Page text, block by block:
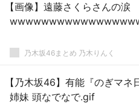
【画像】遠藤さくらさんの涙
乃木坂46まとめ 乃木りんく
【乃木坂46】有能『のぎマネ
姉妹 頭なでなで.gif